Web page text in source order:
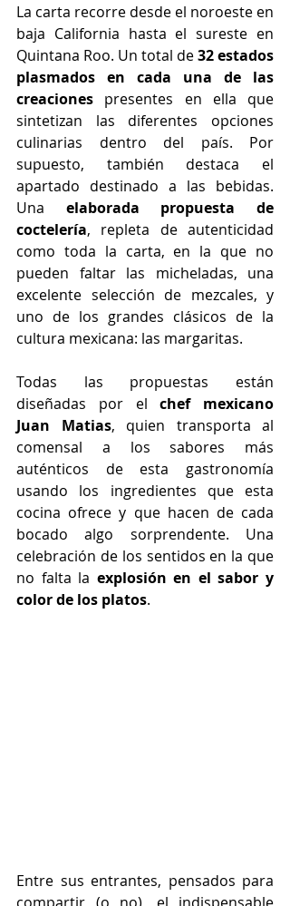
La carta recorre desde el noroeste en
baja California hasta el sureste en
Quintana Roo. Un total de 32 estados
plasmados en cada una de las
creaciones presentes en ella que
sintetizan las diferentes opciones
culinarias dentro del país. Por
supuesto, también destaca el
apartado destinado a las bebidas.
Una elaborada propuesta de
coctelería, repleta de autenticidad
como toda la carta, en la que no
pueden faltar las micheladas, una
excelente selección de mezcales, y
uno de los grandes clásicos de la
cultura mexicana: las margaritas.
Todas las propuestas están
diseñadas por el chef mexicano
Juan Matias, quien transporta al
comensal a los sabores más
auténticos de esta gastronomía
usando los ingredientes que esta
cocina ofrece y que hacen de cada
bocado algo sorprendente. Una
celebración de los sentidos en la que
no falta la explosión en el sabor y
color de los platos.
Entre sus entrantes, pensados para